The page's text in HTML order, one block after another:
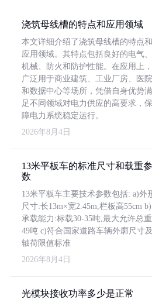
浇筑母线槽的特点和应用领域
本文详细介绍了浇筑母线槽的特点和
应用领域。其特点包括良好的电气、
机械、防火和防护性能。在应用上，
广泛用于商业建筑、工业厂房、医院
和数据中心等场所，凭借自身优势满
足不同领域对电力供应的高要求，保
障电力系统稳定运行。
2026年8月4日
13米平板车的标准尺寸和载重参
数
13米平板车主要技术参数包括: a)外
尺寸:长13m×宽2.45m,栏板高55cm b)
承载能力:标载30-35吨,最大允许总重
49吨 c)符合国家道路车辆外廓尺寸及
轴荷限值标准
2026年8月4日
光模块接收功率多少是正常